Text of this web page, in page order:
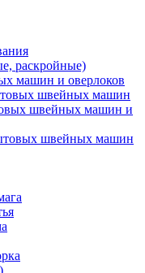
раскройные)
машин и оверлоков
швейных машин
швейных машин и
швейных машин